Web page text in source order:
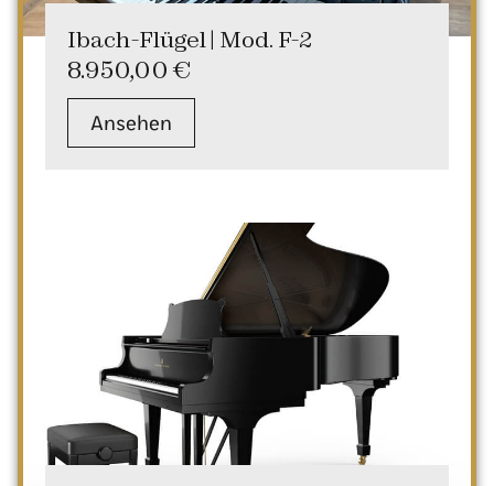
Ibach-Flügel | Mod. F-2
8.950,00 €
Ansehen